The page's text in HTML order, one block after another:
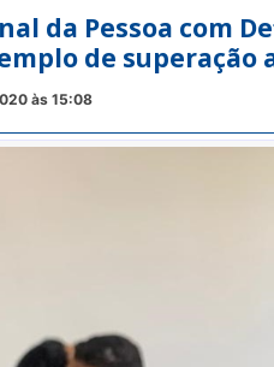
da Pessoa com
de superação
às 15:08